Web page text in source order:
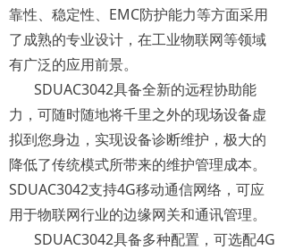
靠性、稳定性、EMC防护能力等方面采用
了成熟的专业设计，在工业物联网等领域
有广泛的应用前景。
SDUAC3042具备全新的远程协助能
力，可随时随地将千里之外的现场设备虚
拟到您身边，实现设备诊断维护，极大的
降低了传统模式所带来的维护管理成本。
SDUAC3042支持4G移动通信网络，可应
用于物联网行业的边缘网关和通讯管理。
SDUAC3042具备多种配置，可选配4G